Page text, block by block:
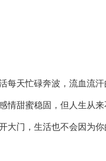
每天忙碌奔波，流血流
情甜蜜稳固，但人生从
大门，生活也不会因为